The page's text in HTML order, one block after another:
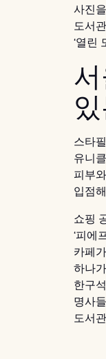
사진
도서
‘열린
스타
유니
피부
입점
쇼핑
‘피에
카페
하나
한구
명사
도서